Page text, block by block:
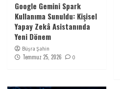
Google Gemini Spark
Kullanıma Sunuldu: Kişisel
Yapay Zekâ Asistanında
Yeni Dönem
Büşra Şahin
Temmuz 25, 2026 0